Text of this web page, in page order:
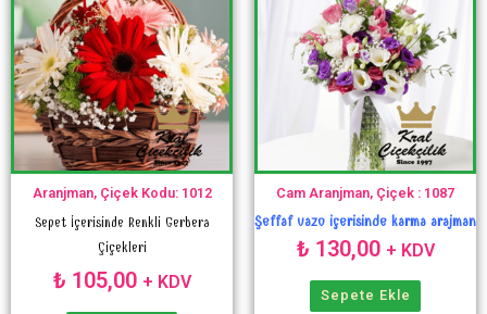
Aranjman, Çiçek Kodu: 1012
Sepet İçerisinde Renkli Gerbera
Çiçekleri
₺ 105,00 + KDV
Cam Aranjman, Çiçek : 1087
Şeffaf vazo içerisinde karma arajman
₺ 130,00 + KDV
Sepete Ekle